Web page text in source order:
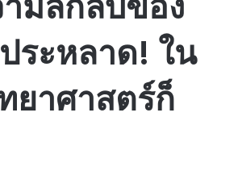
ระหลาด! ใน
าศาสตร์ก็